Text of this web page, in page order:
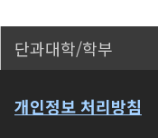
단과대학/학부
개인정보 처리방침